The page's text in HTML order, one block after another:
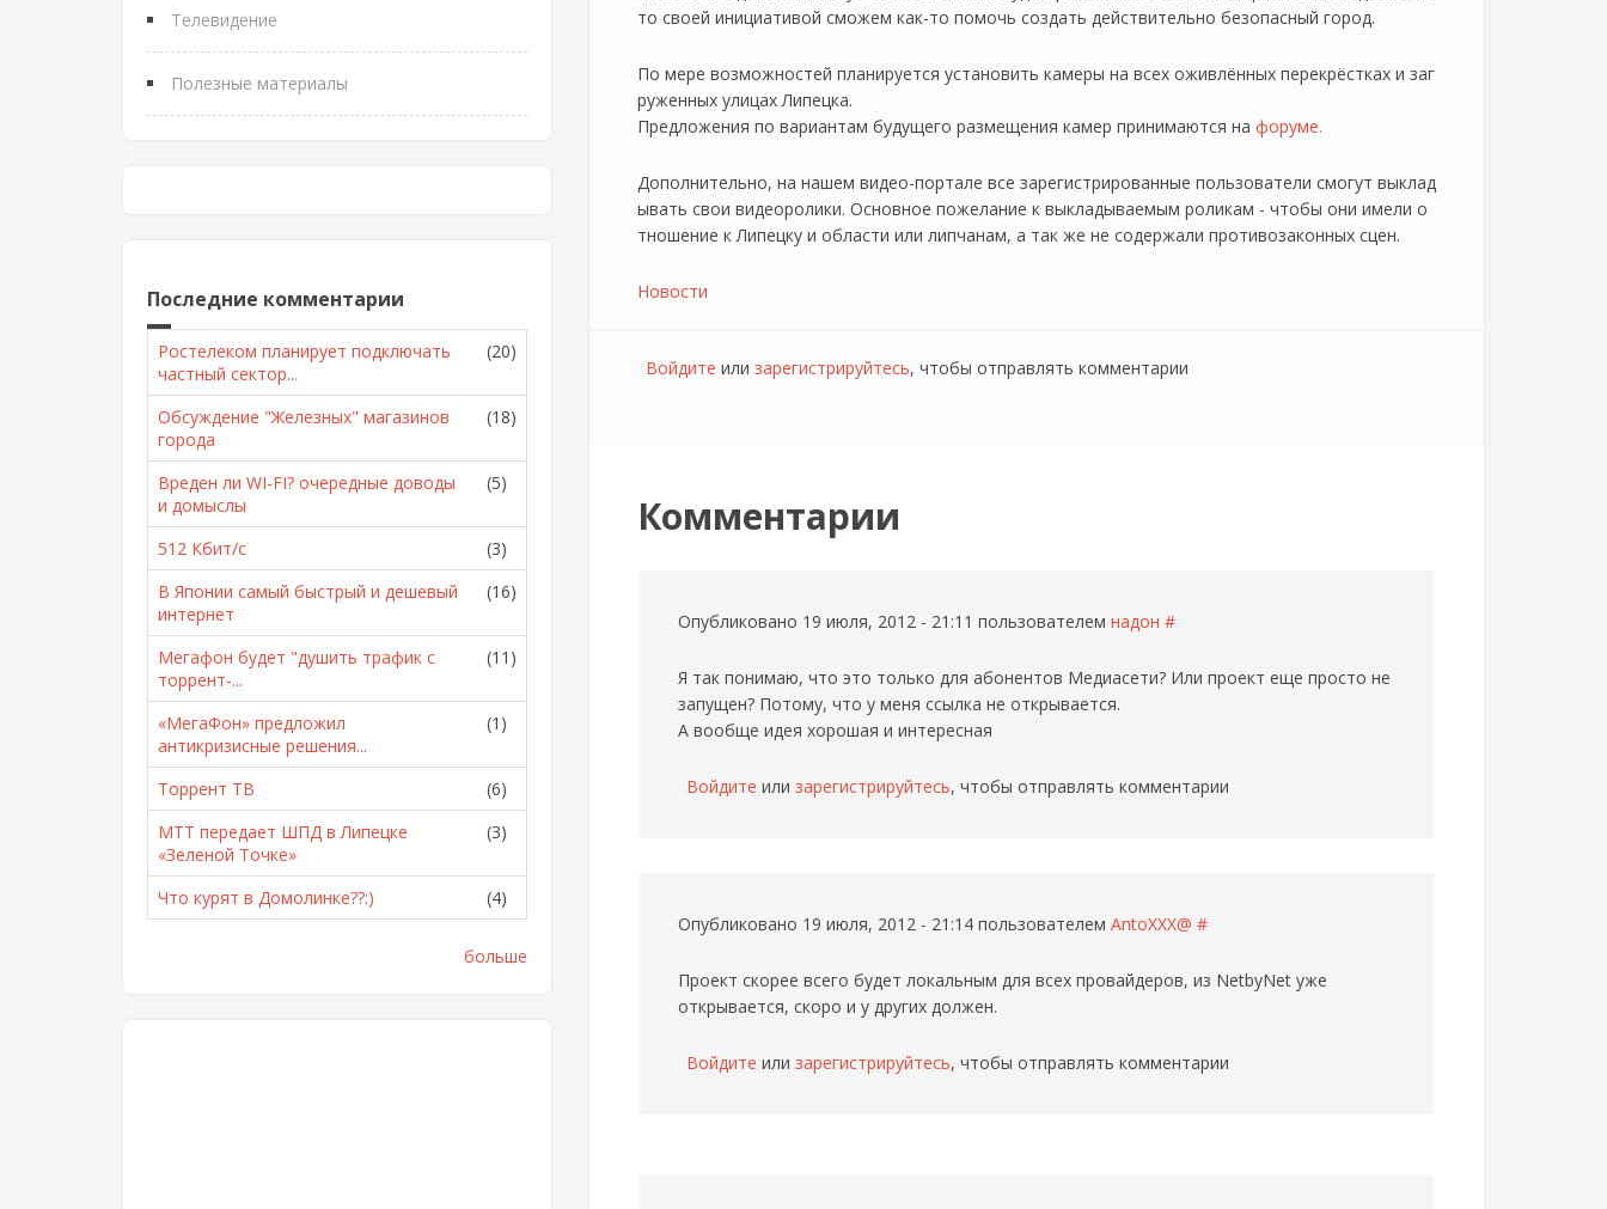
Телевидение
Полезные материалы
Последние комментарии
Ростелеком планирует подключать
частный сектор...
(20)
Обсуждение "Железных" магазинов
города
(18)
Вреден ли WI-FI? очередные доводы
и домыслы
(5)
512 Кбит/с
(3)
В Японии самый быстрый и дешевый
интернет
(16)
Мегафон будет "душить трафик с
торрент-...
(11)
«МегаФон» предложил
антикризисные решения...
(1)
Торрент ТВ
(6)
МТТ передает ШПД в Липецке
«Зеленой Точке»
(3)
Что курят в Домолинке??:) (4)
больше
то своей инициативой сможем как-то помочь создать действительно безопасный город.
По мере возможностей планируется установить камеры на всех оживлённых перекрёстках и заг
руженных улицах Липецка.
Предложения по вариантам будущего размещения камер принимаются на форуме.
Дополнительно, на нашем видео-портале все зарегистрированные пользователи смогут выклад
ывать свои видеоролики. Основное пожелание к выкладываемым роликам - чтобы они имели о
тношение к Липецку и области или липчанам, а так же не содержали противозаконных сцен.
Новости
Войдите или зарегистрируйтесь, чтобы отправлять комментарии
Комментарии
Опубликовано 19 июля, 2012 - 21:11 пользователем надон #
Я так понимаю, что это только для абонентов Медиасети? Или проект еще просто не
запущен? Потому, что у меня ссылка не открывается.
А вообще идея хорошая и интересная
Войдите или зарегистрируйтесь, чтобы отправлять комментарии
Опубликовано 19 июля, 2012 - 21:14 пользователем AntoXXX@ #
Проект скорее всего будет локальным для всех провайдеров, из NetbyNet уже
открывается, скоро и у других должен.
Войдите или зарегистрируйтесь, чтобы отправлять комментарии